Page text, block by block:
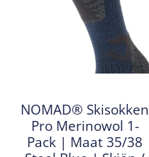
NOMAD® Skisokken
Pro Merinowol 1-
Pack | Maat 35/38